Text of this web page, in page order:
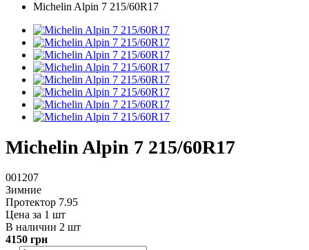
Michelin Alpin 7 215/60R17
Michelin Alpin 7 215/60R17
001207
Зимние
Протектор 7.95
Цена за 1 шт
В наличии 2 шт
4150 грн